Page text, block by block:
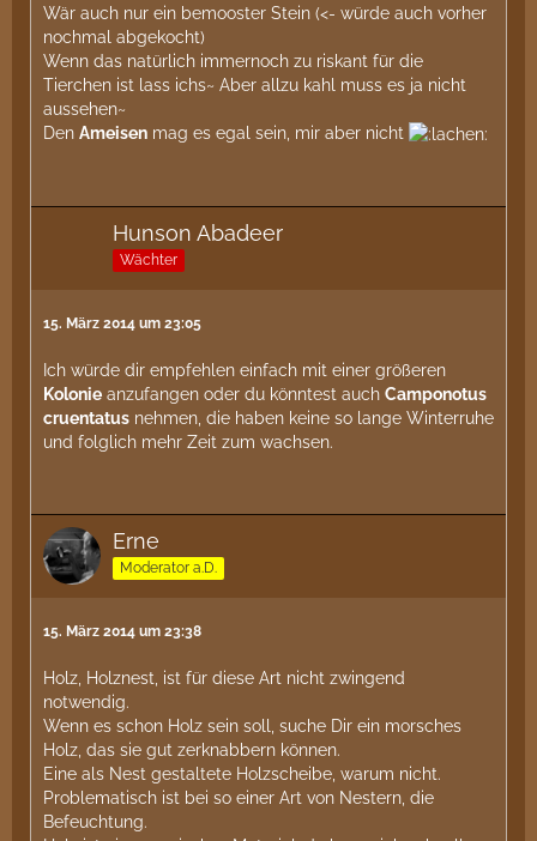
Wär auch nur ein bemooster Stein (<- würde auch vorher
nochmal abgekocht)
Wenn das natürlich immernoch zu riskant für die
Tierchen ist lass ichs~ Aber allzu kahl muss es ja nicht
aussehen~
Den Ameisen mag es egal sein, mir aber nicht
Hunson Abadeer
Wächter
15. März 2014 um 23:05
Ich würde dir empfehlen einfach mit einer größeren
Kolonie anzufangen oder du könntest auch Camponotus
cruentatus nehmen, die haben keine so lange Winterruhe
und folglich mehr Zeit zum wachsen.
Erne
Moderator a.D.
15. März 2014 um 23:38
Holz, Holznest, ist für diese Art nicht zwingend
notwendig.
Wenn es schon Holz sein soll, suche Dir ein morsches
Holz, das sie gut zerknabbern können.
Eine als Nest gestaltete Holzscheibe, warum nicht.
Problematisch ist bei so einer Art von Nestern, die
Befeuchtung.